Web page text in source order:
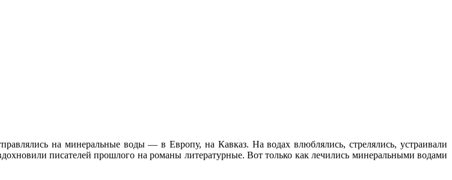
на минеральные воды — в Европу, на Кавказ. На водах влюблялись, стрелялись, устраивали
писателей прошлого на романы литературные. Вот только как лечились минеральными водами